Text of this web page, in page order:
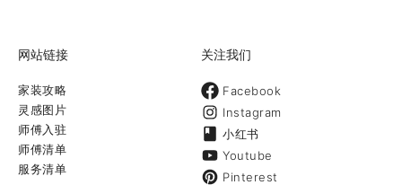
网站链接
家装攻略
灵感图片
师傅入驻
师傅清单
服务清单
关注我们
Facebook
Instagram
小红书
Youtube
Pinterest